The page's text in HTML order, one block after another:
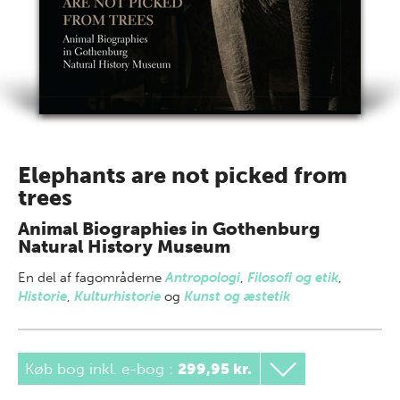
Elephants are not picked from
trees
Animal Biographies in Gothenburg
Natural History Museum
En del af fagområderneAntropologi, Filosofi og etik,
Historie, Kulturhistorie og Kunst og æstetik
Køb bog inkl. e-bog : 299,95 kr.